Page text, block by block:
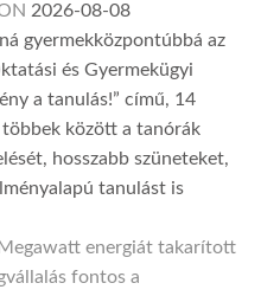
2026-08-08
gyermekközpontúbbá az
és Gyermekügyi
a tanulás!” című, 14
között a tanórák
hosszabb szüneteket,
tanulást is
energiát takarított
fontos a